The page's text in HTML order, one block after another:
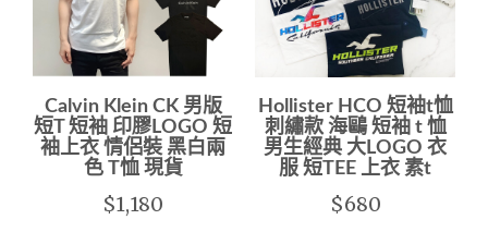
Calvin Klein CK 男版
短T 短袖 印膠LOGO 短
袖上衣 情侶裝 黑白兩
色 T恤 現貨
$1,180
Hollister HCO 短袖t恤
刺繡款 海鷗 短袖 t 恤
男生經典 大LOGO 衣
服 短TEE 上衣 素t
$680